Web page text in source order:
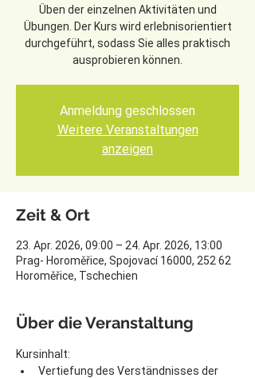
Üben der einzelnen Aktivitäten und
Übungen. Der Kurs wird erlebnisorientiert
durchgeführt, sodass Sie alles praktisch
ausprobieren können.
Anmeldung geschlossen
Weitere Veranstaltungen
anzeigen
Zeit & Ort
23. Apr. 2026, 09:00 – 24. Apr. 2026, 13:00
Prag- Horoměřice, Spojovací 16000, 252 62
Horoměřice, Tschechien
Über die Veranstaltung
Kursinhalt:
Vertiefung des Verständnisses der